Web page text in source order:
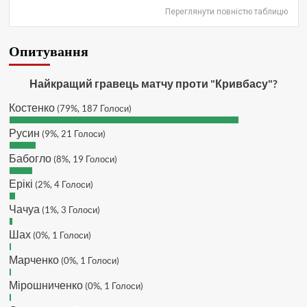
зараз скину.
SVAT :
завтра напишу в інстаграм
Hatsyk :SVAT, без проблем
кинув в ТГ
DJGycle : Tamada
Makiavelli :
Makiavelli :
MaRiO :Трансфери такі шо слів
провалу 🙁
Hatsyk:Makiavelli, вітаємо на
буде ще активніший з часом)
Hatsyk:Та Кузик ще ок, а
Переглянути повністю таблицю
Опитування
Найкращий гравець матчу проти "Кривбасу"?
Костенко (79%, 187 Голоси)
Русин (9%, 21 Голоси)
Бабогло (8%, 19 Голоси)
Ерікі (2%, 4 Голоси)
Чачуа (1%, 3 Голоси)
Шах (0%, 1 Голоси)
Марченко (0%, 1 Голоси)
Мірошниченко (0%, 1 Голоси)